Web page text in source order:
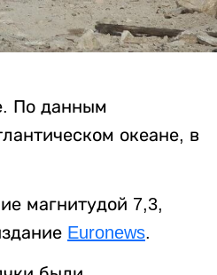
По данным
океане, в
магнитудой 7,3,
Euronews.